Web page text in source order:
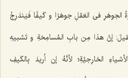
فی العَقلِ جوهَرًا و کَیفًا فَیَندَرِجُ
إنَّ هذا مِن بابِ المُسامِحَةِ و تَشبیهِ
الخارِجیَّةِ؛ لأنَّهُ إن اُریدَ بِالکَیفِ